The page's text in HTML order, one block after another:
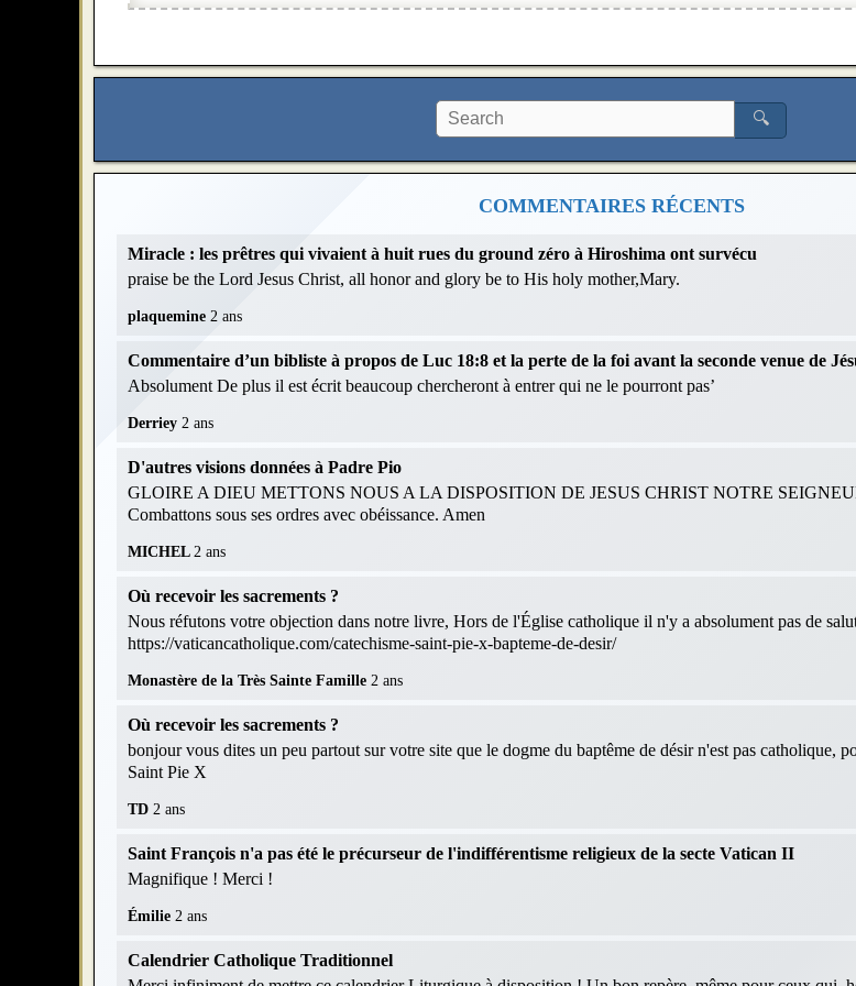
🔍
COMMENTAIRES RÉCENTS
Miracle : les prêtres qui vivaient à huit rues du ground zéro à Hiroshima ont survécu
praise be the Lord Jesus Christ, all honor and glory be to His holy mother,Mary.
plaquemine 2 ans
Commentaire d’un bibliste à propos de Luc 18:8 et la perte de la foi avant la seconde venue de
Absolument De plus il est écrit beaucoup chercheront à entrer qui ne le pourront pas’
Derriey 2 ans
D'autres visions données à Padre Pio
GLOIRE A DIEU METTONS NOUS A LA DISPOSITION DE JESUS CHRIST NOTRE
Combattons sous ses ordres avec obéissance. Amen
MICHEL 2 ans
Où recevoir les sacrements ?
Nous réfutons votre objection dans notre livre, Hors de l'Église catholique il n'y a absolument pas de
https://vaticancatholique.com/catechisme-saint-pie-x-bapteme-de-desir/
Monastère de la Très Sainte Famille 2 ans
Où recevoir les sacrements ?
bonjour vous dites un peu partout sur votre site que le dogme du baptême de désir n'est pas catholique,
Saint Pie X
TD 2 ans
Saint François n'a pas été le précurseur de l'indifférentisme religieux de la secte Vatican II
Magnifique ! Merci !
Émilie 2 ans
Calendrier Catholique Traditionnel